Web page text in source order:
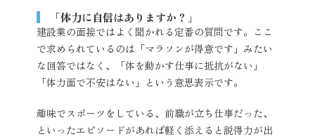
「体力に自信はありますか？」
建設業の面接ではよく聞かれる定番の質問です。ここ
で求められているのは「マラソンが得意です」みたい
な回答ではなく、「体を動かす仕事に抵抗がない」
「体力面で不安はない」という意思表示です。
趣味でスポーツをしている、前職が立ち仕事だった、
といったエピソードがあれば軽く添えると説得力が出